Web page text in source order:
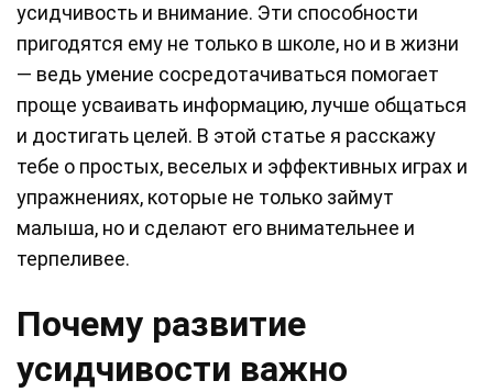
усидчивость и внимание. Эти способности
пригодятся ему не только в школе, но и в жизни
— ведь умение сосредотачиваться помогает
проще усваивать информацию, лучше общаться
и достигать целей. В этой статье я расскажу
тебе о простых, веселых и эффективных играх и
упражнениях, которые не только займут
малыша, но и сделают его внимательнее и
терпеливее.
Почему развитие
усидчивости важно